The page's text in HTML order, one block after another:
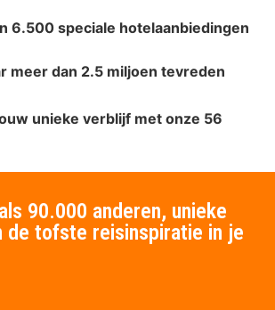
6.500 speciale hotelaanbiedingen
meer dan 2.5 miljoen tevreden
unieke verblijf met onze 56
90.000 anderen, unieke
de tofste reisinspiratie in je